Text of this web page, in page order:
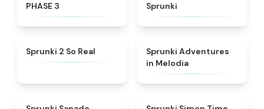
PHASE 3 Sprunki
Sprunki 2 So Real
Sprunki Adventures
in Melodia